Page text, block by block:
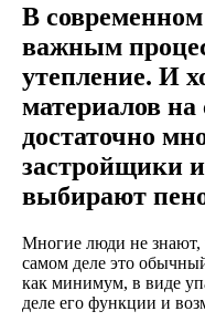
В
важным
утепление. И
материалов
достаточно
застройщики
выбирают
Многие люди не знают,
самом деле это
как минимум, в виде
деле его функции и